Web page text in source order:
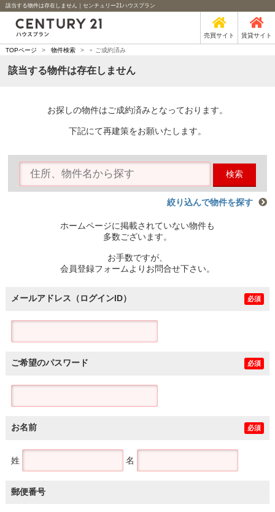
該当する物件は存在しません｜センチュリー21ハウスプラン
売買サイト 賃貸サイト
TOPページ > 物件検索 > - ご成約済み
該当する物件は存在しません
お探しの物件はご成約済みとなっております。
下記にて再建策をお願いたします。
検索
絞り込んで物件を探す
ホームページに掲載されていない物件も
多数ございます。
お手数ですが、
会員登録フォームよりお問合せ下さい。
メールアドレス（ログインID） 必須
ご希望のパスワード 必須
お名前 必須
姓 名
郵便番号